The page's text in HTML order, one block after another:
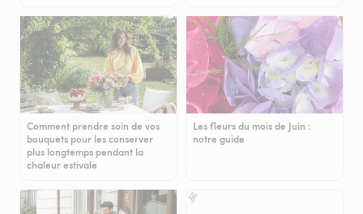
Comment prendre soin de vos
bouquets pour les conserver
plus longtemps pendant la
chaleur estivale
Les fleurs du mois de Juin :
notre guide